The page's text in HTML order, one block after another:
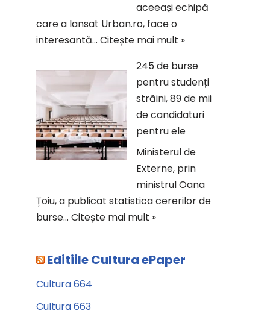
aceeași echipă
care a lansat Urban.ro, face o
interesantă… Citește mai mult »
245 de burse
pentru studenți
străini, 89 de mii
de candidaturi
pentru ele
Ministerul de
Externe, prin
ministrul Oana
Țoiu, a publicat statistica cererilor de
burse… Citește mai mult »
Editiile Cultura ePaper
Cultura 664
Cultura 663